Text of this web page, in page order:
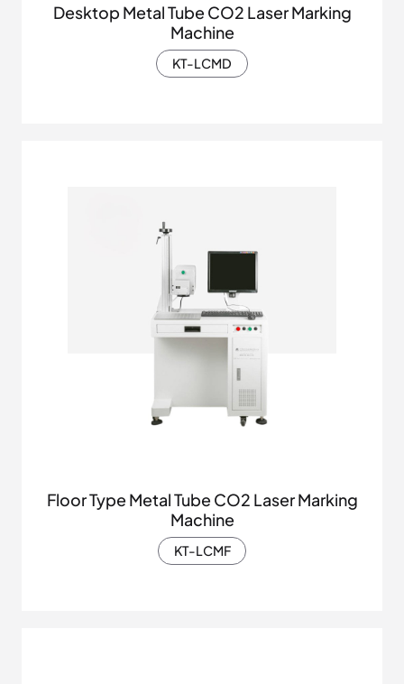
Desktop Metal Tube CO2 Laser Marking
Machine
KT-LCMD
Floor Type Metal Tube CO2 Laser Marking
Machine
KT-LCMF